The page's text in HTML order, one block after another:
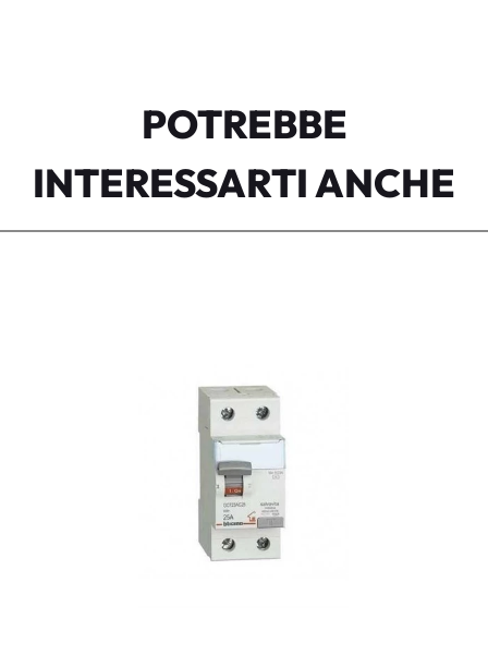
POTREBBE
INTERESSARTI ANCHE